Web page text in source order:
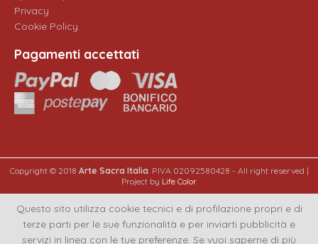
Privacy
Cookie Policy
Pagamenti accettati
Copyright © 2018 Arte Sacra Italia. P.IVA 02092580428 - All right reserved |
Project by Life Color
Questo sito utilizza cookie tecnici e di profilazione propri e di
terze parti per le sue funzionalità e per inviarti pubblicità e
servizi in linea con le tue preferenze. Se vuoi saperne di più